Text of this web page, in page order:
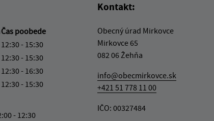
Čas poobede
12:30 - 15:30
12:30 - 15:30
12:30 - 16:30
12:30 - 15:30
- 12:30
Kontakt:
Obecný úrad Mirkovce
Mirkovce 65
082 06 Žehňa
info@obecmirkovce.sk
+421 51 778 11 00
IČO: 00327484